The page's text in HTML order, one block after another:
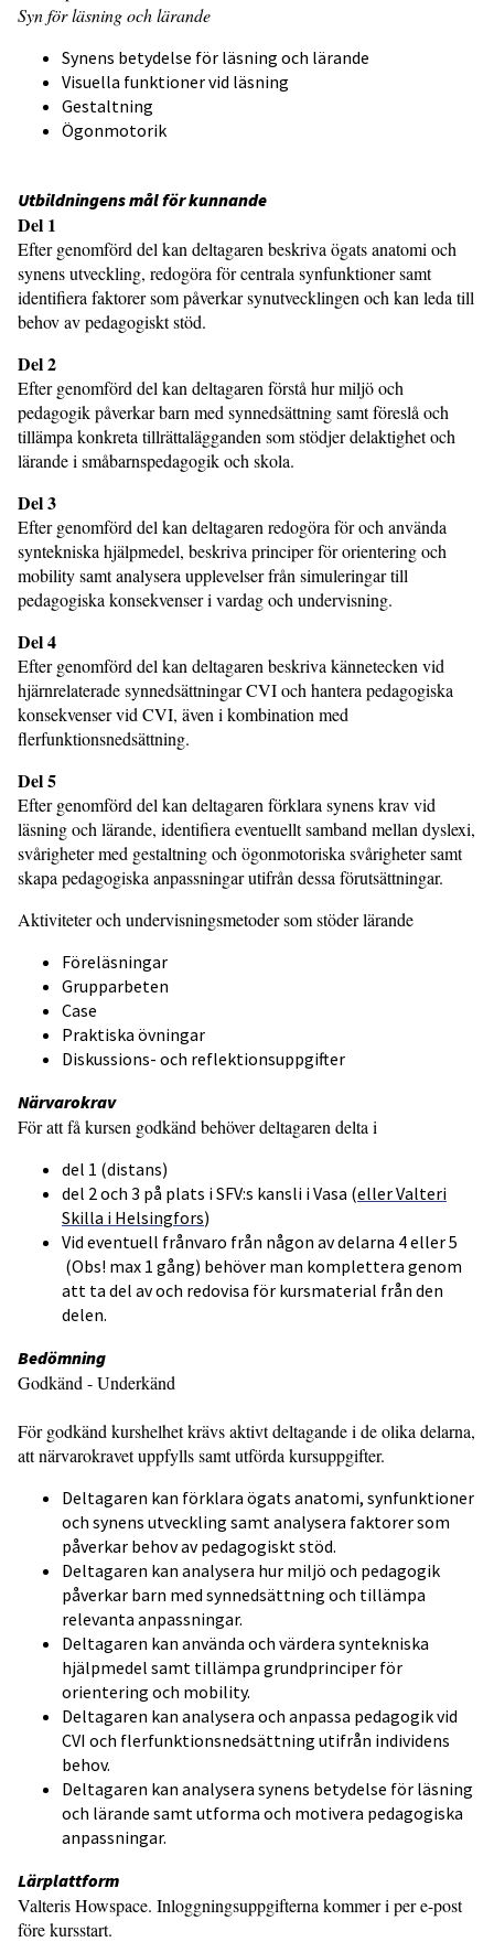
Syn för läsning och lärande
Synens betydelse för läsning och lärande
Visuella funktioner vid läsning
Gestaltning
Ögonmotorik
Utbildningens mål för kunnande
Del 1
Efter genomförd del kan deltagaren beskriva ögats anatomi och
synens utveckling, redogöra för centrala synfunktioner samt
identifiera faktorer som påverkar synutvecklingen och kan leda till
behov av pedagogiskt stöd.
Del 2
Efter genomförd del kan deltagaren förstå hur miljö och
pedagogik påverkar barn med synnedsättning samt föreslå och
tillämpa konkreta tillrättalägganden som stödjer delaktighet och
lärande i småbarnspedagogik och skola.
Del 3
Efter genomförd del kan deltagaren redogöra för och använda
syntekniska hjälpmedel, beskriva principer för orientering och
mobility samt analysera upplevelser från simuleringar till
pedagogiska konsekvenser i vardag och undervisning.
Del 4
Efter genomförd del kan deltagaren beskriva kännetecken vid
hjärnrelaterade synnedsättningar CVI och hantera pedagogiska
konsekvenser vid CVI, även i kombination med
flerfunktionsnedsättning.
Del 5
Efter genomförd del kan deltagaren förklara synens krav vid
läsning och lärande, identifiera eventuellt samband mellan dyslexi,
svårigheter med gestaltning och ögonmotoriska svårigheter samt
skapa pedagogiska anpassningar utifrån dessa förutsättningar.
Aktiviteter och undervisningsmetoder som stöder lärande
Föreläsningar
Grupparbeten
Case
Praktiska övningar
Diskussions- och reflektionsuppgifter
Närvarokrav
För att få kursen godkänd behöver deltagaren delta i
del 1 (distans)
del 2 och 3 på plats i SFV:s kansli i Vasa (eller Valteri
Skilla i Helsingfors)
Vid eventuell frånvaro från någon av delarna 4 eller 5
(Obs! max 1 gång) behöver man komplettera genom
att ta del av och redovisa för kursmaterial från den
delen.
Bedömning
Godkänd - Underkänd
För godkänd kurshelhet krävs aktivt deltagande i de olika delarna,
att närvarokravet uppfylls samt utförda kursuppgifter.
Deltagaren kan förklara ögats anatomi, synfunktioner
och synens utveckling samt analysera faktorer som
påverkar behov av pedagogiskt stöd.
Deltagaren kan analysera hur miljö och pedagogik
påverkar barn med synnedsättning och tillämpa
relevanta anpassningar.
Deltagaren kan använda och värdera syntekniska
hjälpmedel samt tillämpa grundprinciper för
orientering och mobility.
Deltagaren kan analysera och anpassa pedagogik vid
CVI och flerfunktionsnedsättning utifrån individens
behov.
Deltagaren kan analysera synens betydelse för läsning
och lärande samt utforma och motivera pedagogiska
anpassningar.
Lärplattform
Valteris Howspace. Inloggningsuppgifterna kommer i per e-post
före kursstart.